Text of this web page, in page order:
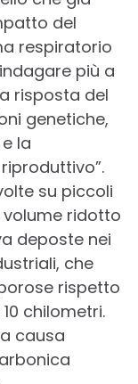
del
respiratorio
più a
risposta del
genetiche,
la
su piccoli
ridotto
deposte nei
che
rispetto
chilometri.
causa